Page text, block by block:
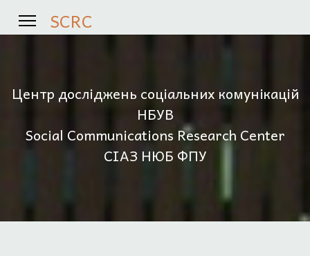
SCRC
Центр досліджень соціальних комунікацій
НБУВ
Social Communications Research Center
СІАЗ НЮБ ФПУ